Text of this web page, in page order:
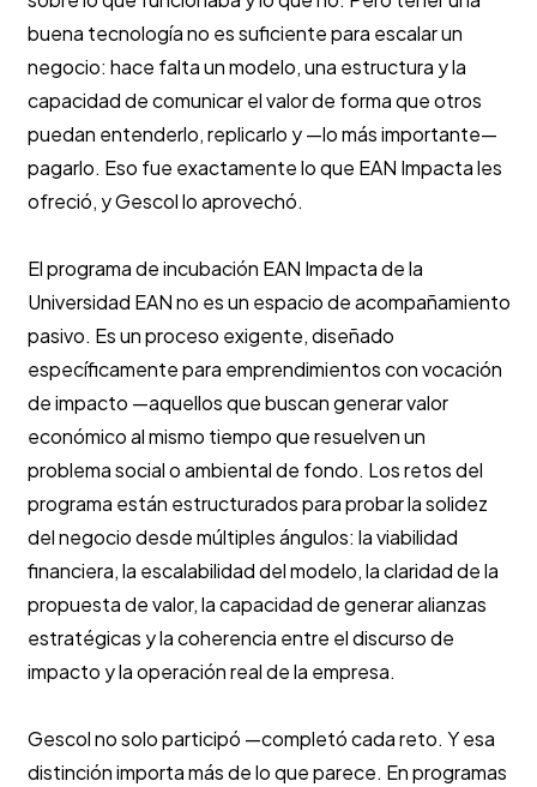
buena tecnología no es suficiente para escalar un
negocio: hace falta un modelo, una estructura y la
capacidad de comunicar el valor de forma que otros
puedan entenderlo, replicarlo y —lo más importante—
pagarlo. Eso fue exactamente lo que EAN Impacta les
ofreció, y Gescol lo aprovechó.
El programa de incubación EAN Impacta de la
Universidad EAN no es un espacio de acompañamiento
pasivo. Es un proceso exigente, diseñado
específicamente para emprendimientos con vocación
de impacto —aquellos que buscan generar valor
económico al mismo tiempo que resuelven un
problema social o ambiental de fondo. Los retos del
programa están estructurados para probar la solidez
del negocio desde múltiples ángulos: la viabilidad
financiera, la escalabilidad del modelo, la claridad de la
propuesta de valor, la capacidad de generar alianzas
estratégicas y la coherencia entre el discurso de
impacto y la operación real de la empresa.
Gescol no solo participó —completó cada reto. Y esa
distinción importa más de lo que parece. En programas